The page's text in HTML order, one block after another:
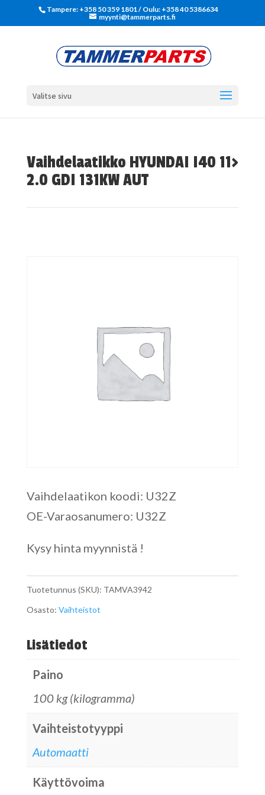
Tampere: +358 50 359 1801‬ / Oulu: +358 40 5386634
myynti@tammerparts.fi
Valitse sivu
Vaihdelaatikko HYUNDAI I40 11>
2.0 GDI 131KW AUT
Vaihdelaatikon koodi: U32Z
OE-Varaosanumero: U32Z
Kysy hinta myynnistä !
Tuotetunnus (SKU): TAMVA3942
Osasto: Vaihteistot
Lisätiedot
Paino
100 kg (kilogramma)
Vaihteistotyyppi
Automaatti
Käyttövoima